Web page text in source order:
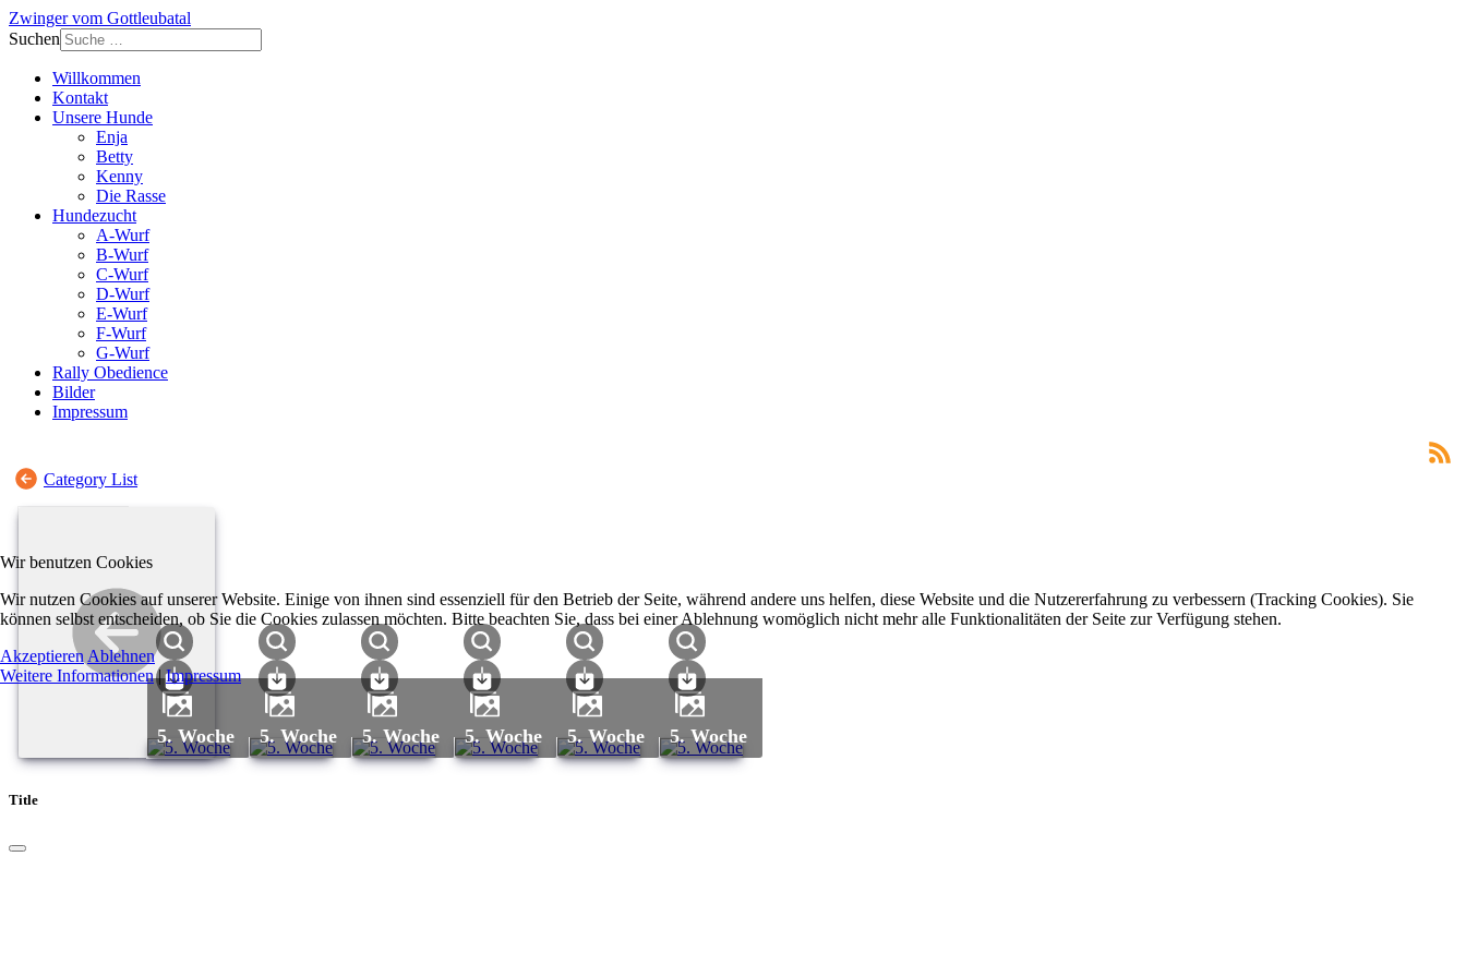
Zwinger vom Gottleubatal
Suchen
Willkommen
Kontakt
Unsere Hunde
Enja
Betty
Kenny
Die Rasse
Hundezucht
A-Wurf
B-Wurf
C-Wurf
D-Wurf
E-Wurf
F-Wurf
G-Wurf
Rally Obedience
Bilder
Impressum
Category List
5. Woche 5. Woche 5. Woche 5. Woche 5. Woche 5. Woche
Title
Wir benutzen Cookies
Wir nutzen Cookies auf unserer Website. Einige von ihnen sind essenziell für den Betrieb der Seite, während andere uns helfen, diese Website und die Nutzererfahrung zu verbessern (Tracking Cookies). Sie
können selbst entscheiden, ob Sie die Cookies zulassen möchten. Bitte beachten Sie, dass bei einer Ablehnung womöglich nicht mehr alle Funktionalitäten der Seite zur Verfügung stehen.
Akzeptieren Ablehnen
Weitere Informationen|Impressum